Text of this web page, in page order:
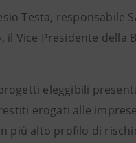
Testa, responsabile
Presidente della
eleggibili
erogati alle
più alto profilo di